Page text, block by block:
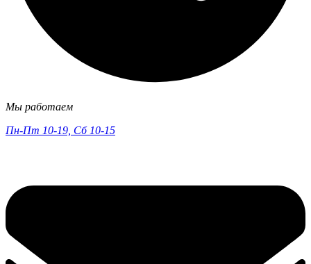
Мы работаем
Пн-Пт 10-19, Сб 10-15